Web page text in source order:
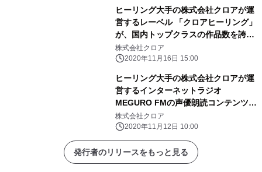
ヒーリング大手の株式会社クロアが運
営するレーベル 「クロアヒーリング」
が、国内トップクラスの作品数を誇る
動画配信サービス「DMM.com」によ
る4K画質動画配信サービスにて ヒー
よる 高画質4K動画を期間限定で無料
公開！
株式会社クロア
2020年11月16日 15:00
ヒーリング大手の株式会社クロアが運
営するインターネットラジオ
MEGURO FMの声優朗読コンテンツ
「よみほぐ」に 「鬼滅の刃」竈門禰豆
子役、鬼頭明里がASMR朗読で出演！
株式会社クロア
2020年11月12日 10:00
発行者のリリースをもっと見る